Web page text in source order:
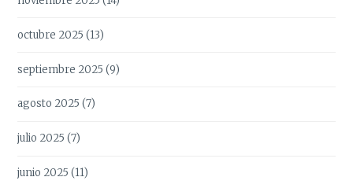
octubre 2025 (13)
septiembre 2025 (9)
agosto 2025 (7)
julio 2025 (7)
junio 2025 (11)